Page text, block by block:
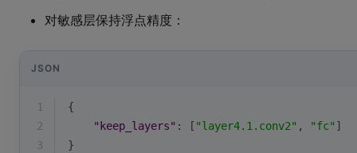
对敏感层保持浮点精度：
JSON
1
{
2
"keep_layers" : [ "layer4.1.conv2" , "fc" ]
3
}